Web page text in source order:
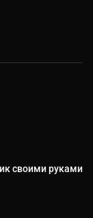
своими руками